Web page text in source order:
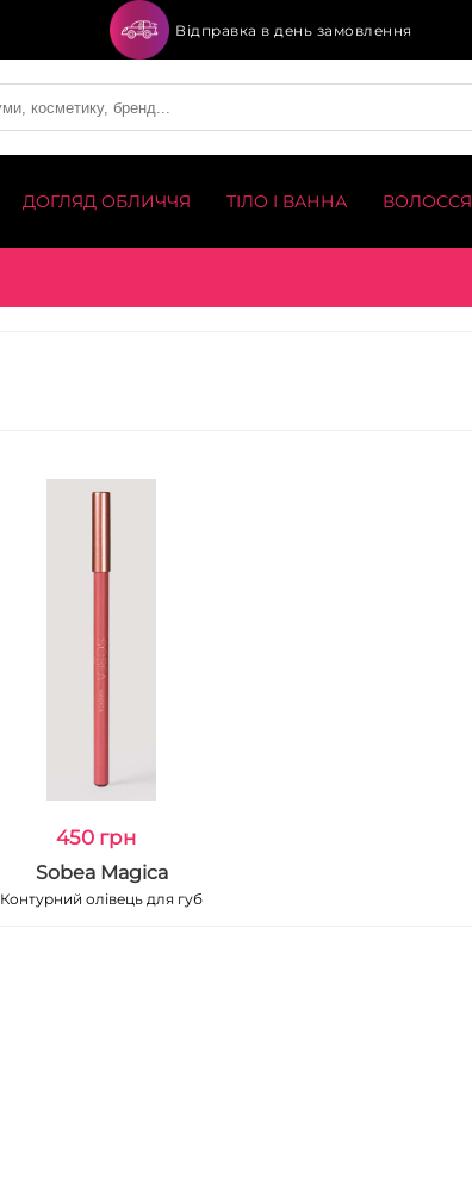
Відправка в день замовлення
ДОГЛЯД ОБЛИЧЧЯ ТІЛО І ВАННА ВОЛОССЯ
450 грн
Sobea Magica
Контурний олівець для губ